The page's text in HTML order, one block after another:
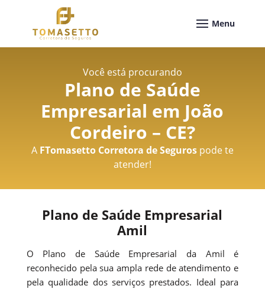
Você está procurando
Plano de Saúde
Empresarial em João
Cordeiro – CE?
A FTomasetto Corretora de Segurospode te
atender!
Plano de Saúde Empresarial
Amil
O Plano de Saúde Empresarial da Amil é
reconhecido pela sua ampla rede de atendimento e
pela qualidade dos serviços prestados. Ideal para